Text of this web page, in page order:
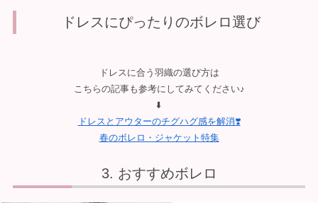
ドレスにぴったりのボレロ選び
ドレスに合う羽織の選び方は
こちらの記事も参考にしてみてください♪
⬇️
ドレスとアウターのチグハグ感を解消❣️
春のボレロ・ジャケット特集
おすすめボレロ